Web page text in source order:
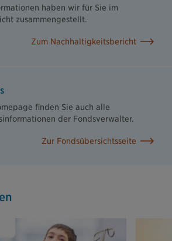
haben wir für Sie im
zusammengestellt.
Zum Nachhaltigkeitsbericht
finden Sie auch alle
der Fondsverwalter.
Zur Fondsübersichtsseite